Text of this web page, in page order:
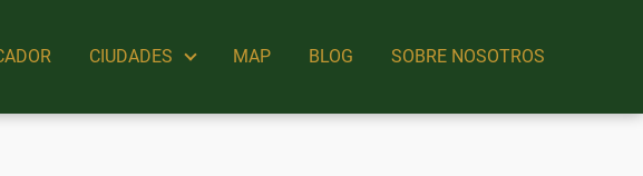
CIUDADES MAP BLOG SOBRE NOSOTROS